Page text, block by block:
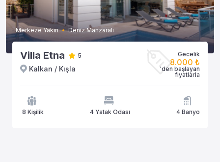
Merkeze Yakın Deniz Manzaralı
Villa Etna 5
Kalkan / Kışla
Gecelik
8.000 ₺
'den başlayan
fiyatlarla
8 Kişilik 4 Yatak Odası 4 Banyo